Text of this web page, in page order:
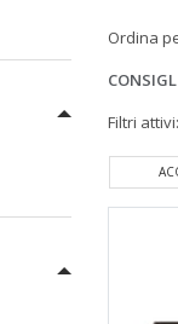
Ordina
Filtri